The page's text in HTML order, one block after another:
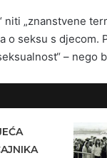
niti „znanstvene
o seksu s djecom.
– nego